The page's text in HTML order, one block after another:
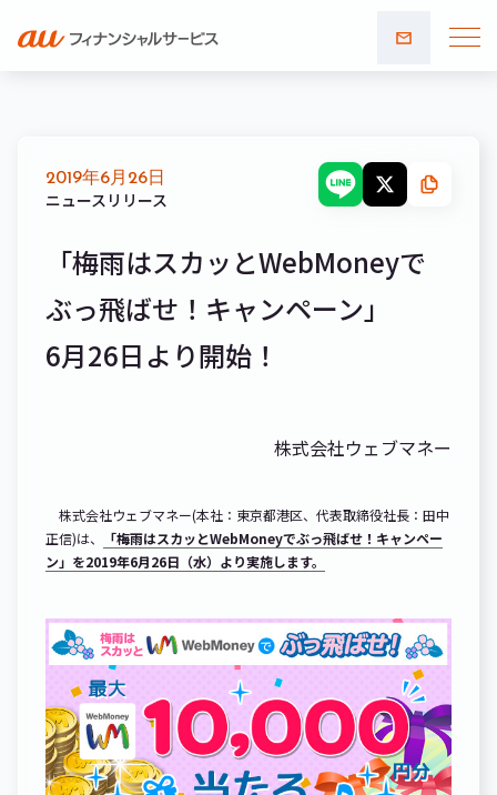
合わせ
2019年6月26日
ニュースリリース
「梅雨はスカッとWebMoneyで
ぶっ飛ばせ！キャンペーン」
6月26日より開始！
株式会社ウェブマネー
株式会社ウェブマネー(本社：東京都港区、代表取締役社長：田中
正信)は、
「梅雨はスカッとWebMoneyでぶっ飛ばせ！キャンペー
ン」を2019年6月26日（水）より実施します。